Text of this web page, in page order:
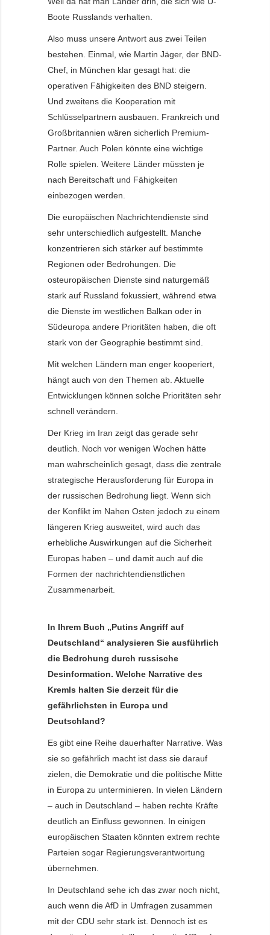
Boote Russlands verhalten.
Also muss unsere Antwort aus zwei Teilen
bestehen. Einmal, wie Martin Jäger, der BND-
Chef, in München klar gesagt hat: die
operativen Fähigkeiten des BND steigern.
Und zweitens die Kooperation mit
Schlüsselpartnern ausbauen. Frankreich und
Großbritannien wären sicherlich Premium-
Partner. Auch Polen könnte eine wichtige
Rolle spielen. Weitere Länder müssten je
nach Bereitschaft und Fähigkeiten
einbezogen werden.
Die europäischen Nachrichtendienste sind
sehr unterschiedlich aufgestellt. Manche
konzentrieren sich stärker auf bestimmte
Regionen oder Bedrohungen. Die
osteuropäischen Dienste sind naturgemäß
stark auf Russland fokussiert, während etwa
die Dienste im westlichen Balkan oder in
Südeuropa andere Prioritäten haben, die oft
stark von der Geographie bestimmt sind.
Mit welchen Ländern man enger kooperiert,
hängt auch von den Themen ab. Aktuelle
Entwicklungen können solche Prioritäten sehr
schnell verändern.
Der Krieg im Iran zeigt das gerade sehr
deutlich. Noch vor wenigen Wochen hätte
man wahrscheinlich gesagt, dass die zentrale
strategische Herausforderung für Europa in
der russischen Bedrohung liegt. Wenn sich
der Konflikt im Nahen Osten jedoch zu einem
längeren Krieg ausweitet, wird auch das
erhebliche Auswirkungen auf die Sicherheit
Europas haben – und damit auch auf die
Formen der nachrichtendienstlichen
Zusammenarbeit.
In Ihrem Buch „Putins Angriff auf
Deutschland“ analysieren Sie ausführlich
die Bedrohung durch russische
Desinformation. Welche Narrative des
Kremls halten Sie derzeit für die
gefährlichsten in Europa und
Deutschland?
Es gibt eine Reihe dauerhafter Narrative. Was
sie so gefährlich macht ist dass sie darauf
zielen, die Demokratie und die politische Mitte
in Europa zu unterminieren. In vielen Ländern
– auch in Deutschland – haben rechte Kräfte
deutlich an Einfluss gewonnen. In einigen
europäischen Staaten könnten extrem rechte
Parteien sogar Regierungsverantwortung
übernehmen.
In Deutschland sehe ich das zwar noch nicht,
auch wenn die AfD in Umfragen zusammen
mit der CDU sehr stark ist. Dennoch ist es